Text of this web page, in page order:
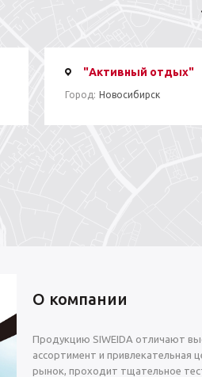
"Активный отдых"
Город: Новосибирск
О компании
Продукцию SIWEIDA отличают
ассортимент и привлекательная
рынок, проходит тщательное